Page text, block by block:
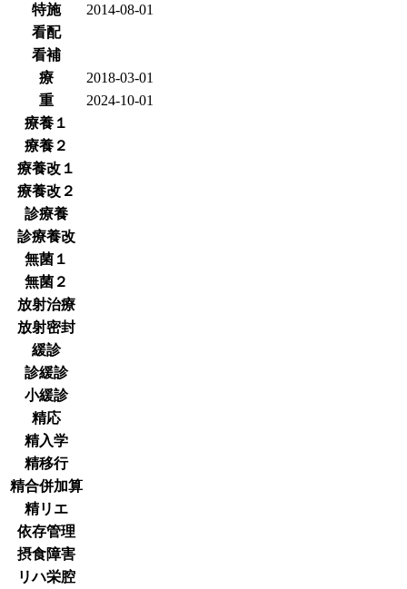
特施
2014-08-01
看配
看補
療
2018-03-01
重
2024-10-01
療養１
療養２
療養改１
療養改２
診療養
診療養改
無菌１
無菌２
放射治療
放射密封
緩診
診緩診
小緩診
精応
精入学
精移行
精合併加算
精リエ
依存管理
摂食障害
リハ栄腔